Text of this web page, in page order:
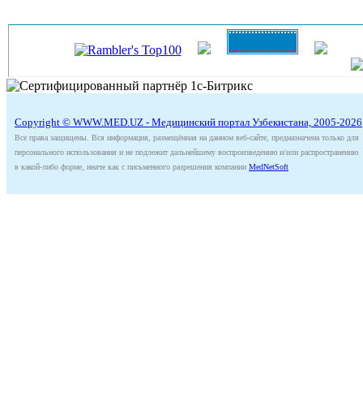
Copyright © WWW.MED.UZ - Медицинский портал Узбекистана, 2005-2026
Все права защищены. Вся информация, размещённая на данном веб-сайте, предназначена только для
персонального использования и не подлежит дальнейшему воспроизведению и/или распространению
в какой-либо форме, иначе как с письменного разрешения компании MedNetSoft